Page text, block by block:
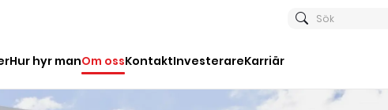
Sök
Hur hyr manOm ossKontaktInvesterareKarriär